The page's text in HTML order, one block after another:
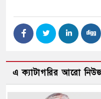
এ ক্যাটাগরির আরো